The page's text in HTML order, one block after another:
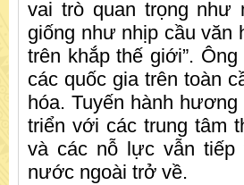
vai trò quan trọng như
giống như nhịp cầu văn
trên khắp thế giới”.
các quốc gia trên toàn
hóa. Tuyến hành
triển với các trung tâm
và các nỗ lực vẫn
nước ngoài trở về.